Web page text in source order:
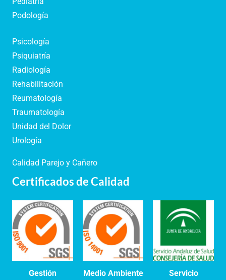
Podología
Psicología
Psiquiatría
Radiología
Rehabilitación
Reumatología
Traumatología
Unidad del Dolor
Urología
Calidad Parejo y Cañero
Certificados de Calidad
Gestión Medio Ambiente
Servicio